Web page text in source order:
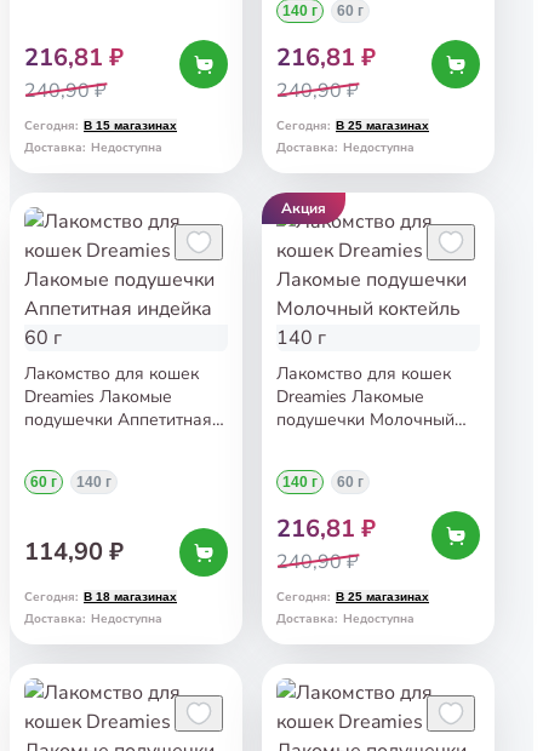
216,81 ₽
240,90 ₽
Сегодня: В 15 магазинах
Доставка: Недоступна
140 г 60 г
216,81 ₽
240,90 ₽
Сегодня: В 25 магазинах
Доставка: Недоступна
Лакомство для кошек
Dreamies Лакомые
подушечки Аппетитная
60 г 140 г
114,90 ₽
Сегодня: В 18 магазинах
Доставка: Недоступна
Акция
Лакомство для кошек
Dreamies Лакомые
подушечки Молочный
140 г 60 г
216,81 ₽
240,90 ₽
Сегодня: В 25 магазинах
Доставка: Недоступна